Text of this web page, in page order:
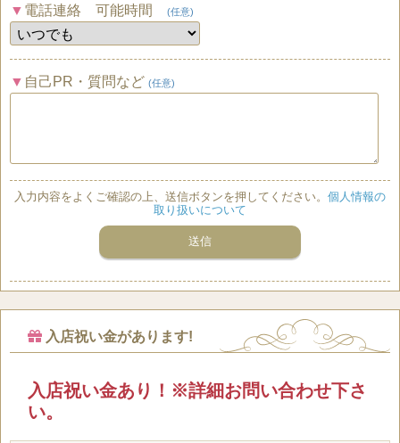
電話連絡 可能時間 (任意)
自己PR・質問など (任意)
入力内容をよくご確認の上、送信ボタンを押してください。 個人情報の
取り扱いについて
入店祝い金があります!
入店祝い金あり！※詳細お問い合わせ下さ
い。